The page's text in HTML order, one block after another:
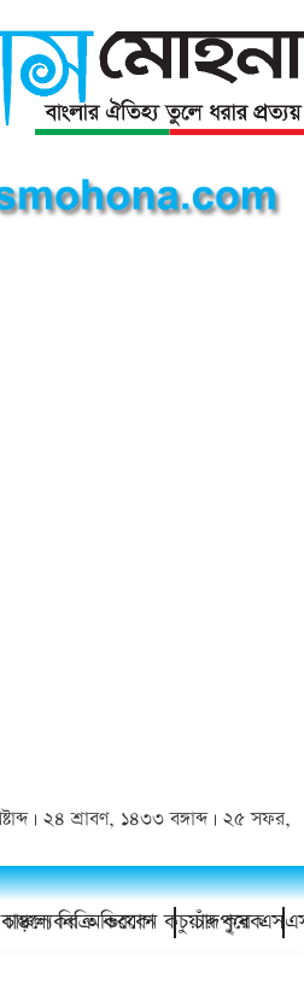
| ২৪ শ্রাবণ, ১৪৩৩ বঙ্গাব্দ | ২৫ সফর,
অভিযোগ চাঁদপুরে
বিক্রি করবেন কচুয়ার কৃষক